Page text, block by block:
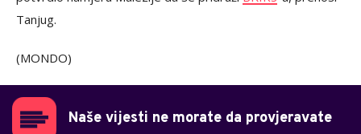
Tanjug.
(MONDO)
Naše vijesti ne morate da provjeravate